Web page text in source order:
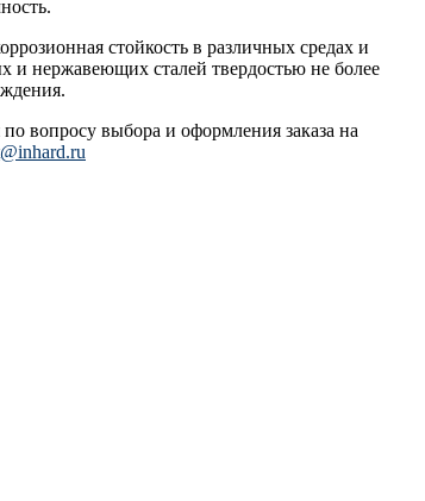
стойкость в различных средах и
и нержавеющих сталей твердостью не более
вопросу выбора и оформления заказа на